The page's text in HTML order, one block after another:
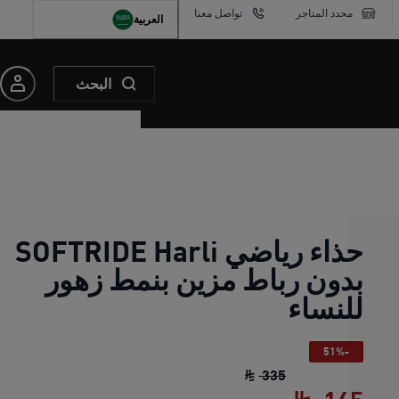
محدد المتاجر تواصل معنا العربية
البحث
حذاء رياضي SOFTRIDE Harli
بدون رباط مزين بنمط زهور
للنساء
-51%
335 حذاء رياضي SOFTRIDE Harli بدون رباط مزين بنمط زهور للنساء